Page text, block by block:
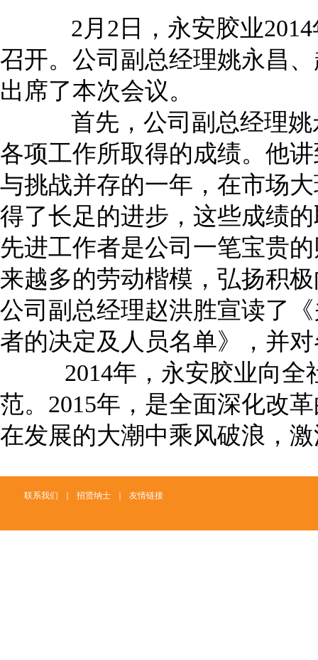
2月2日，永安胶业2014
召开。公司副总经理姚永昌
出席了本次会议。
首先，公司副总经理姚
各项工作所取得的成绩。他
与挑战并存的一年，在市场
得了长足的进步，这些成绩
先进工作者是公司一笔宝贵
来越多的劳动楷模，弘扬积
公司副总经理赵洪胜宣读了
者的决定及人员名单》，并
2014年，永安胶业向全
范。2015年，是全面深化改
在发展的大潮中乘风破浪，
联系我们 招贤纳士 友情链接